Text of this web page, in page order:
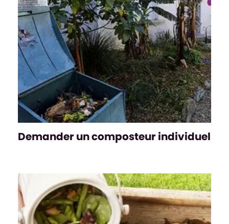
Demander un composteur individuel